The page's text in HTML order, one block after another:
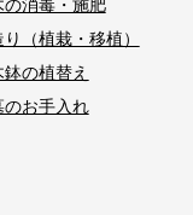
の消毒・施肥
（植栽・移植）
の植替え
のお手入れ